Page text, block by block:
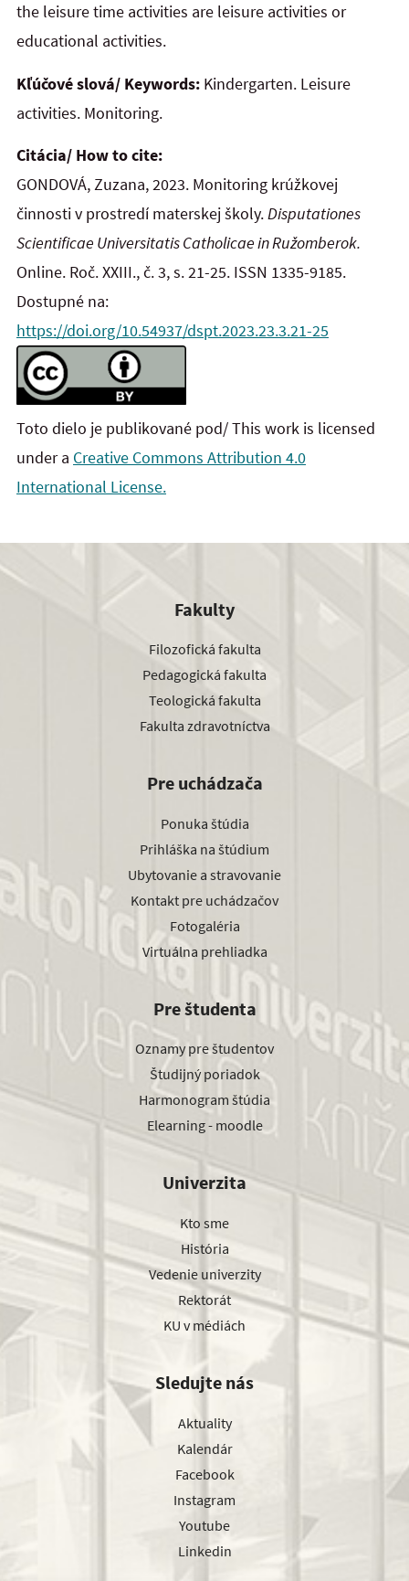
the leisure time activities are leisure activities or
educational activities.
Kľúčové slová/ Keywords: Kindergarten. Leisure
activities. Monitoring.
Citácia/ How to cite:
GONDOVÁ, Zuzana, 2023. Monitoring krúžkovej
činnosti v prostredí materskej školy.Disputationes
Scientificae Universitatis Catholicae in Ružomberok.
Online. Roč. XXIII., č. 3, s. 21-25. ISSN 1335-9185.
Dostupné na:
https://doi.org/10.54937/dspt.2023.23.3.21-25
Toto dielo je publikované pod/ This work is licensed
under a Creative Commons Attribution 4.0
International License.
Fakulty
Filozofická fakulta
Pedagogická fakulta
Teologická fakulta
Fakulta zdravotníctva
Pre uchádzača
Ponuka štúdia
Prihláška na štúdium
Ubytovanie a stravovanie
Kontakt pre uchádzačov
Fotogaléria
Virtuálna prehliadka
Pre študenta
Oznamy pre študentov
Študijný poriadok
Harmonogram štúdia
Elearning - moodle
Univerzita
Kto sme
História
Vedenie univerzity
Rektorát
KU v médiách
Sledujte nás
Aktuality
Kalendár
Facebook
Instagram
Youtube
Linkedin